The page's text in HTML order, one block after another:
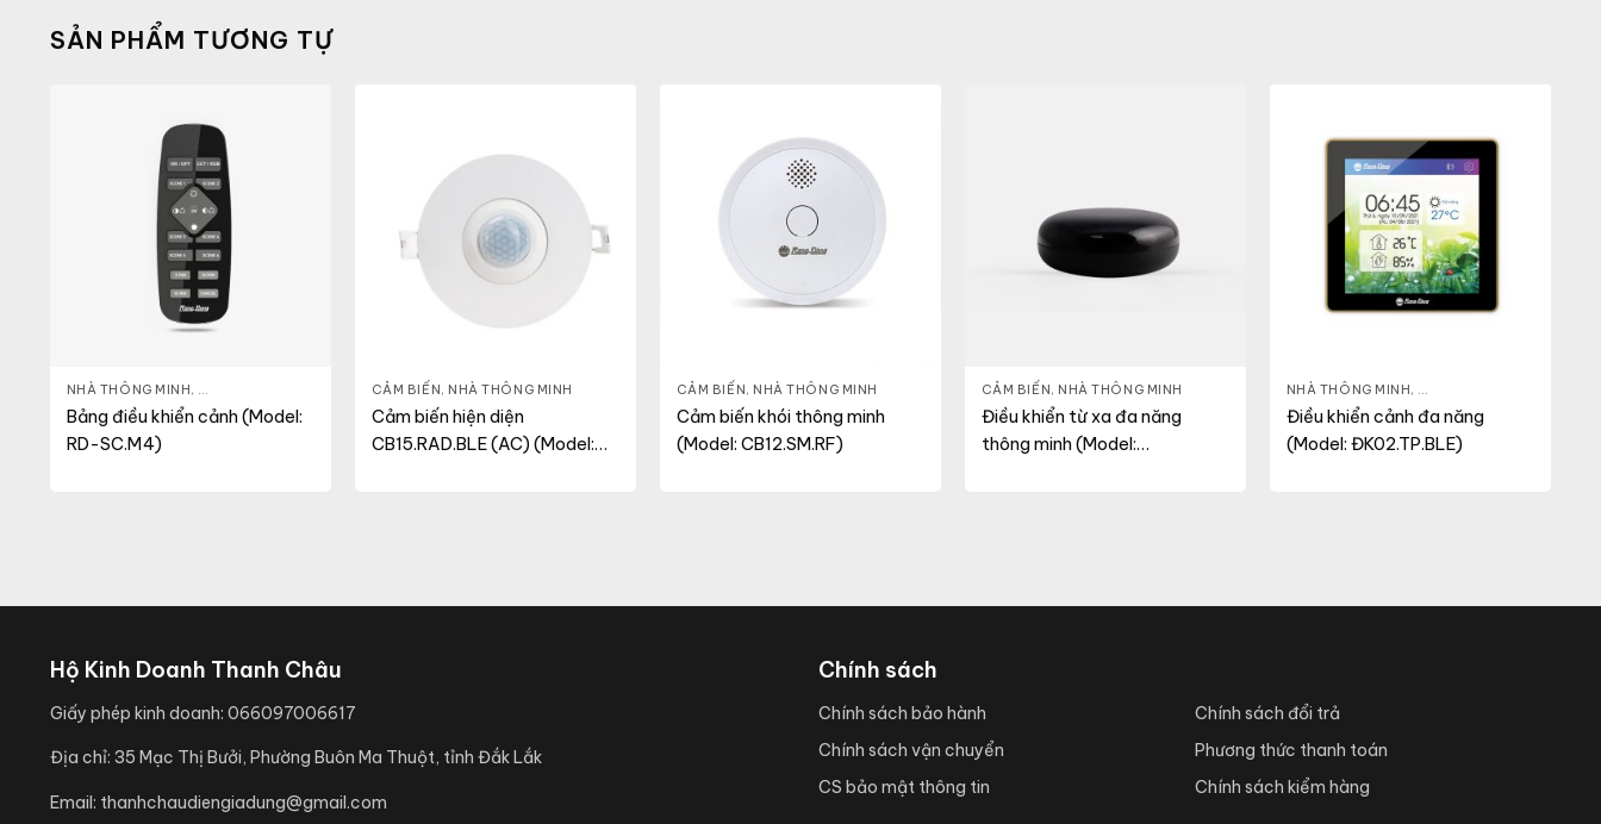
SẢN PHẨM TƯƠNG TỰ
NHÀ THÔNG MINH, ĐÈN THÔNG MINH
Bảng điều khiển cảnh (Model:
RD-SC.M4)
CẢM BIẾN, NHÀ THÔNG MINH
Cảm biến hiện diện
CB15.RAD.BLE (AC) (Model:
CẢM BIẾN, NHÀ THÔNG MINH
Cảm biến khói thông minh
(Model: CB12.SM.RF)
CẢM BIẾN, NHÀ THÔNG MINH
Điều khiển từ xa đa năng
thông minh (Model:
NHÀ THÔNG MINH, ĐÈN THÔNG MINH
Điều khiển cảnh đa năng
(Model: ĐK02.TP.BLE)
Hộ Kinh Doanh Thanh Châu
Giấy phép kinh doanh: 066097006617
Địa chỉ: 35 Mạc Thị Bưởi, Phường Buôn Ma Thuột, tỉnh Đắk Lắk
Email: thanhchaudiengiadung@gmail.com
Chính sách
Chính sách bảo hành
Chính sách vận chuyển
CS bảo mật thông tin
Chính sách đổi trả
Phương thức thanh toán
Chính sách kiểm hàng